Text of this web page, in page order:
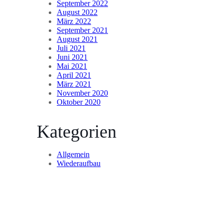
September 2022
August 2022
März 2022
September 2021
August 2021
Juli 2021
Juni 2021
Mai 2021
April 2021
März 2021
November 2020
Oktober 2020
Kategorien
Allgemein
Wiederaufbau